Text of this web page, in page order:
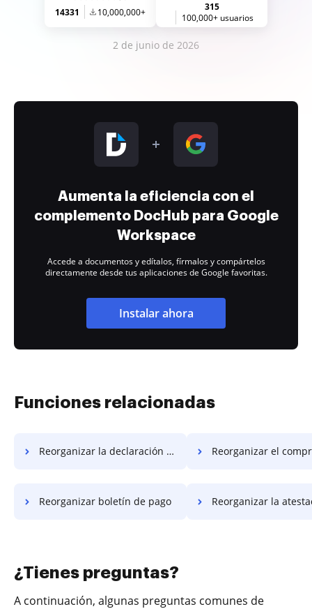
14331 10,000,000+
315
100,000+ usuarios
2 de junio de 2026
Aumenta la eficiencia con el
complemento DocHub para Google
Workspace
Accede a documentos y edítalos, fírmalos y compártelos
directamente desde tus aplicaciones de Google favoritas.
Instalar ahora
Funciones relacionadas
Reorganizar la declaración de trabajo de pago Reorganizar el comprobante
Reorganizar boletín de pago Reorganizar la atestación
¿Tienes preguntas?
A continuación, algunas preguntas comunes de